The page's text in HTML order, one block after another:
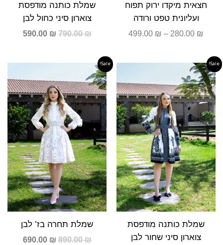
חצאית מיקדו ירוק תפוח
ועליונית טפט ורודה
280.00 ₪
–
499.00 ₪
שמלת כותנה מודפסת
צוארון סיני כחול לבן
790.00₪
590.00 ₪
Sale!
שמלת כותנה מודפסת
צוארון סיני שחור לבן
היה:
790.00 ₪.
המחיר
הוא:
590.00 ₪.
Sale!
שמלת תחרה בז’ לבן
890.00₪
היה:
890.00 ₪.
690.00 ₪
הנוכחי
הוא:
₪.